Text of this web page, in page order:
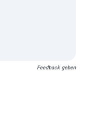
Feedback geben